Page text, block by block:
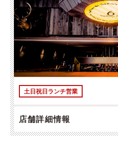
土日祝日ランチ営業
店舗詳細情報